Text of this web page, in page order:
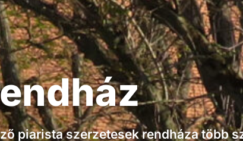
piarista szerzetesek rendháza több